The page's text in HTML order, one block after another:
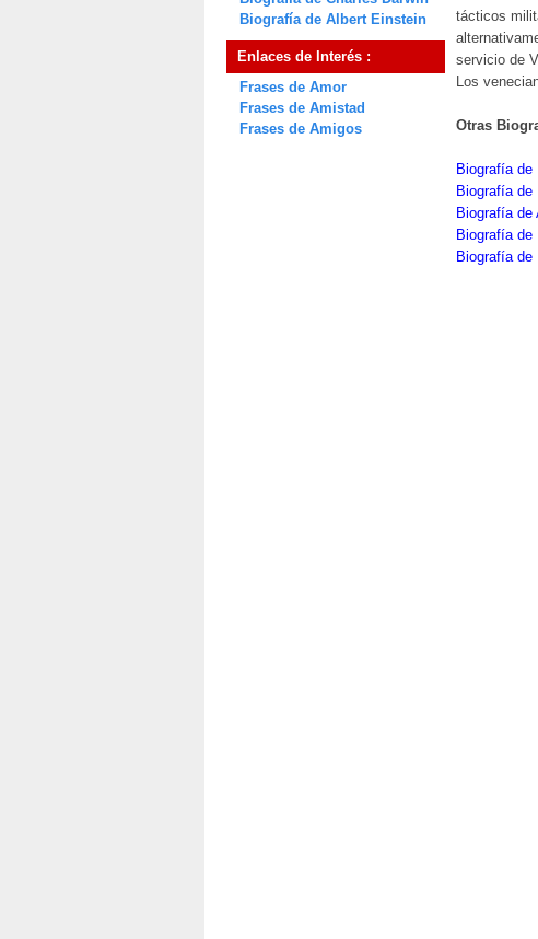
Biografía de Albert Einstein
Enlaces de Interés :
Frases de Amor
Frases de Amistad
Frases de Amigos
tácticos
servicio de
Los
Otras
Biografía
Biografía de
Biografía de
Biografía
Biografía